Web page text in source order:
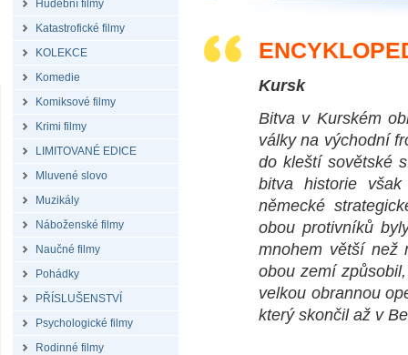
Hudební filmy
Katastrofické filmy
KOLEKCE
Komedie
Komiksové filmy
Krimi filmy
LIMITOVANÉ EDICE
Mluvené slovo
Muzikály
Náboženské filmy
Naučné filmy
Pohádky
PŘÍSLUŠENSTVÍ
Psychologické filmy
Rodinné filmy
Kursk
Bitva v Kurském
války na východní
do kleští sovětské
bitva historie
německé
obou protivníků
mnohem větší než
obou zemí
velkou obrannou
který skončil až v